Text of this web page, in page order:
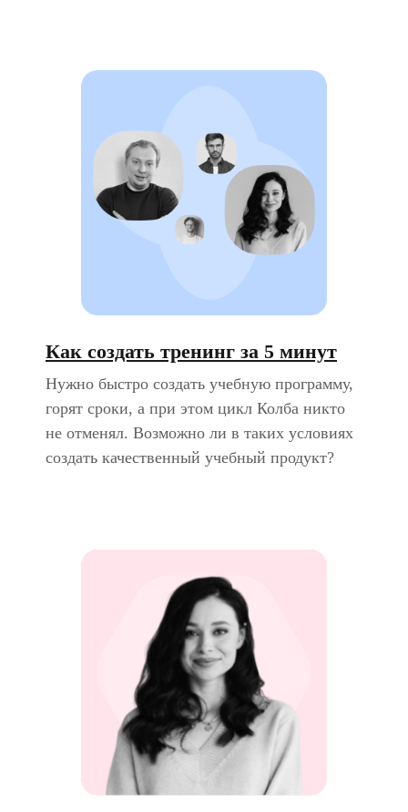
Как создать тренинг за 5 минут
Нужно быстро создать учебную программу,
горят сроки, а при этом цикл Колба никто
не отменял. Возможно ли в таких условиях
создать качественный учебный продукт?